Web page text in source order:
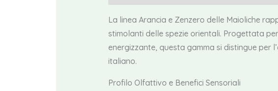
La linea Arancia e Zenzero delle Maioliche
stimolanti delle spezie orientali. Progettata
energizzante, questa gamma si distingue per
italiano.
Profilo Olfattivo e Benefici Sensoriali